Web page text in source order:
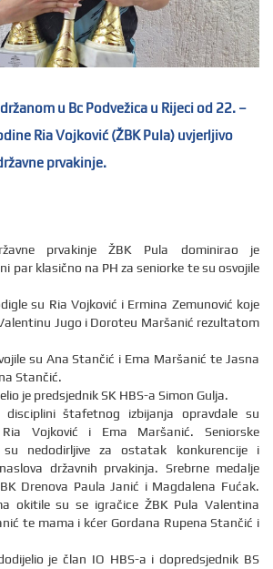
u Bc Podvežica u Rijeci od 22. –
Ria Vojković (ŽBK Pula) uvjerljivo
prvakinje.
prvakinje ŽBK Pula dominirao je
par klasično na PH za seniorke te su osvojile
su Ria Vojković i Ermina Zemunović koje
Jugo i Doroteu Maršanić rezultatom
su Ana Stančić i Ema Maršanić te Jasna
Stančić.
je predsjednik SK HBS-a Simon Gulja.
štafetnog izbijanja opravdale su
Vojković i Ema Maršanić. Seniorske
su nedodirljive za ostatak konkurencije i
državnih prvakinja. Srebrne medalje
Drenova Paula Janić i Magdalena Fućak.
okitile su se igračice ŽBK Pula Valentina
te mama i kćer Gordana Rupena Stančić i
je član IO HBS-a i dopredsjednik BS